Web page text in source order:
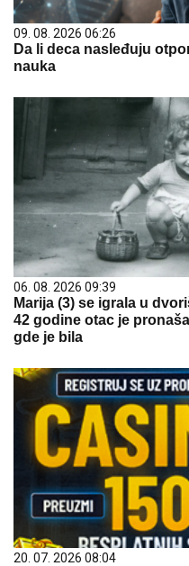
09. 08. 2026 06:26
Da li deca nasleđuju
nauka
06. 08. 2026 09:39
Marija (3) se igrala u
42 godine otac je
gde je bila
20. 07. 2026 08:04